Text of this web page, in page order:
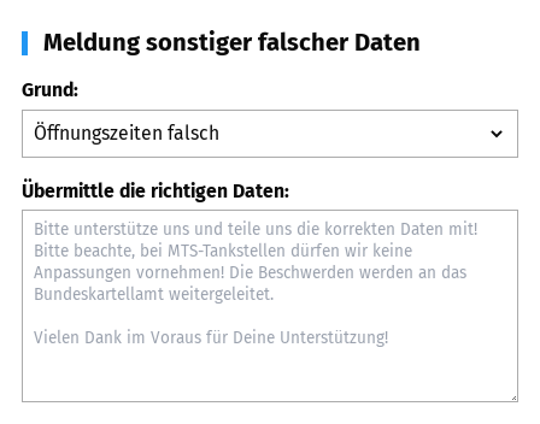
Meldung sonstiger falscher Daten
Grund:
Übermittle die richtigen Daten: